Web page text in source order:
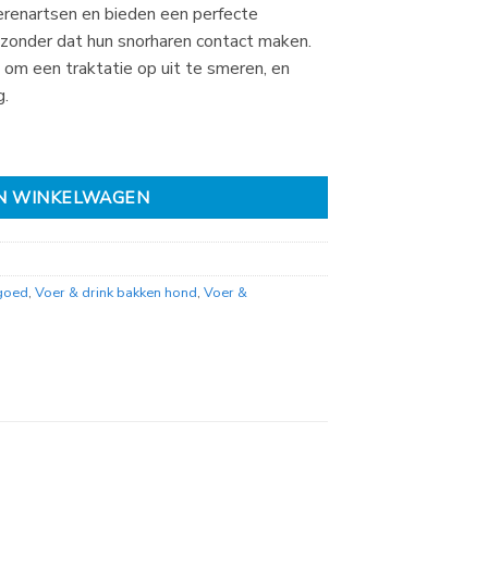
en bieden een perfecte
dat hun snorharen contact maken.
een traktatie op uit te smeren, en
WINKELWAGEN
, Voer & drink bakken hond, Voer &